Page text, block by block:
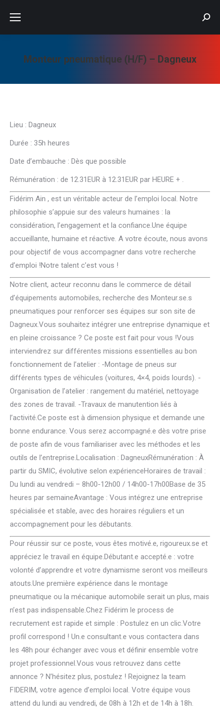
Monteur pneumatique (H/F) – Dagneux
Lieu : Dagneux
Durée : 35h heures
Date d’embauche : Dès que possible
Rémunération : de 12.31EUR à 12.31EUR par HEURE + .
Fidérim Ain , est un véritable acteur de l’emploi local. Notre
philosophie s’appuie sur des valeurs humaines : la
considération, l’engagement et la confiance.Une équipe
accueillante, humaine et réactive. A votre écoute, nous avons
pour objectif de vous accompagner dans votre recherche
d’emploi !Notre talent c’est vous !
Notre client, acteur reconnu dans le commerce de détail
d’équipements automobiles, recherche des Monteur.se.s
pneumatiques pour renforcer ses équipes sur son site de
Dagneux.Vous souhaitez intégrer une entreprise dynamique et
en pleine croissance ? Ce poste est fait pour vous !Vous
interviendrez sur différentes missions essentielles au bon
fonctionnement de l’atelier : -Montage de pneus sur
différents types de véhicules (voitures, 4×4, poids lourds). -
Organisation de l’atelier : rangement du matériel, nettoyage
des zones de travail. -Travaux de manutention liés à
l’activité.Ce poste est à dimension physique et demande une
bonne endurance. Vous serez accompagné.e dès votre prise
de poste afin de vous familiariser avec les méthodes et les
outils de l’entreprise.Localisation : DagneuxRémunération : À
partir du SMIC, évolutive selon expérienceHoraires de travail :
Du lundi au vendredi – 8h00-12h00 / 14h00-17h00Base de 35
heures par semaineAvantage : Vous intégrez une entreprise
spécialisée et stable, avec des horaires réguliers et un
accompagnement pour les débutants.
Pour réussir sur ce poste, vous êtes motivé.e, rigoureux.se et
appréciez le travail en équipe.Débutant.e accepté.e : votre
volonté d’apprendre et votre dynamisme seront vos meilleurs
atouts.Une première expérience dans le montage
pneumatique ou la mécanique automobile serait un plus, mais
n’est pas indispensable.Chez Fidérim le process de
recrutement est rapide et simple : Postulez en un clic.Votre
profil correspond ! Un.e consultant.e vous contactera dans
les 48h pour échanger avec vous et définir ensemble votre
projet professionnel.Vous vous retrouvez dans cette
annonce ? N’hésitez plus, postulez ! Rejoignez la team
FIDERIM, votre agence d’emploi local. Votre équipe vous
attend du lundi au vendredi, de 08h à 12h et de 14h à 18h.